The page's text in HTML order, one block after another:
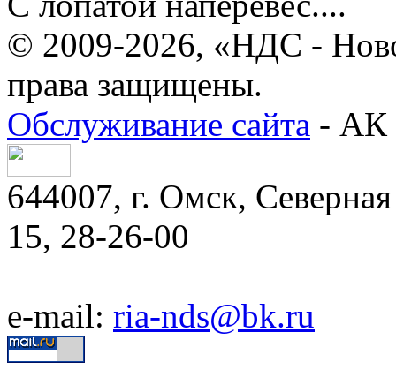
© 2009-2026, «НДС -
права защищены.
Обслуживание сайта - АК
644007, г. Омск,
15, 28-26-00
e-mail: ria-nds@bk.ru